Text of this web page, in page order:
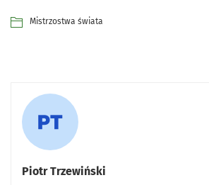
Mistrzostwa świata
Piotr Trzewiński